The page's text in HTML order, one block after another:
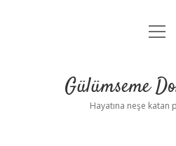
Anasayfa
Yasal
Gülümseme
Hayatına neşe katan